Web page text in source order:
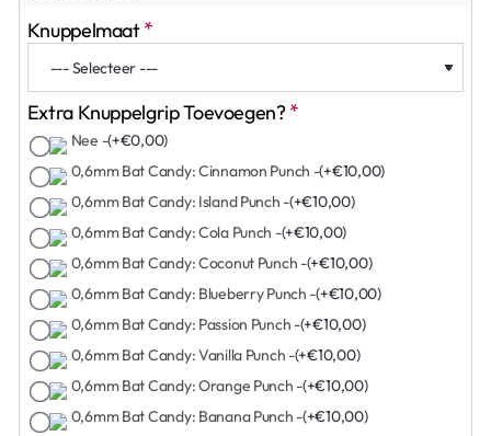
Knuppelmaat
Extra Knuppelgrip Toevoegen?
Nee -(+€0,00)
0,6mm Bat Candy: Cinnamon Punch -(+€10,00)
0,6mm Bat Candy: Island Punch -(+€10,00)
0,6mm Bat Candy: Cola Punch -(+€10,00)
0,6mm Bat Candy: Coconut Punch -(+€10,00)
0,6mm Bat Candy: Blueberry Punch -(+€10,00)
0,6mm Bat Candy: Passion Punch -(+€10,00)
0,6mm Bat Candy: Vanilla Punch -(+€10,00)
0,6mm Bat Candy: Orange Punch -(+€10,00)
0,6mm Bat Candy: Banana Punch -(+€10,00)